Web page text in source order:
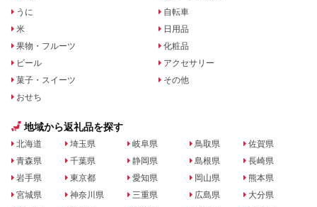
うに
米
果物・フルーツ
ビール
菓子・スイーツ
おせち
自転車
日用品
化粧品
アクセサリー
その他
地域から返礼品を探す
北海道
青森県
岩手県
宮城県
埼玉県
千葉県
東京都
神奈川県
岐阜県
静岡県
愛知県
三重県
鳥取県
島根県
岡山県
広島県
佐賀県
長崎県
熊本県
大分県